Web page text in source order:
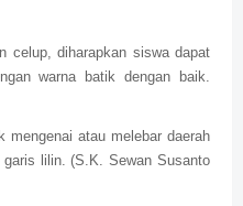
celup, diharapkan siswa dapat
warna batik dengan baik.
mengenai atau melebar daerah
lilin. (S.K. Sewan Susanto